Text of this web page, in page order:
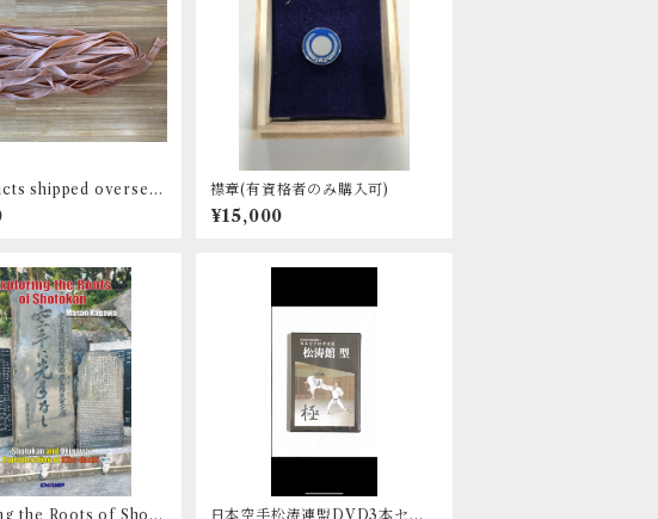
shipped oversea
Training Tube
8ｍ
襟章(有資格者のみ購入可)
¥15,000
the Roots of Shoto 日本空手松涛連盟DVD3本セッ